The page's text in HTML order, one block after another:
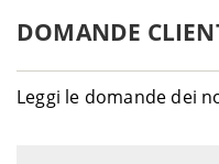
DOMANDE
Leggi le domande dei